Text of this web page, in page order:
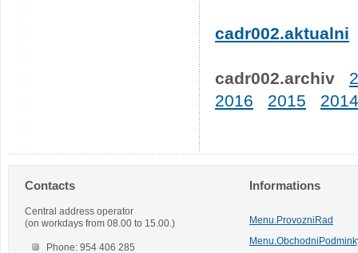
cadr002.aktualni
cadr002.archiv
2016
2015 2014
Contacts
Central address operator
(on workdays from 08.00 to 15.00.)
Phone: 954 406 285
Informations
Menu.ProvozniRad